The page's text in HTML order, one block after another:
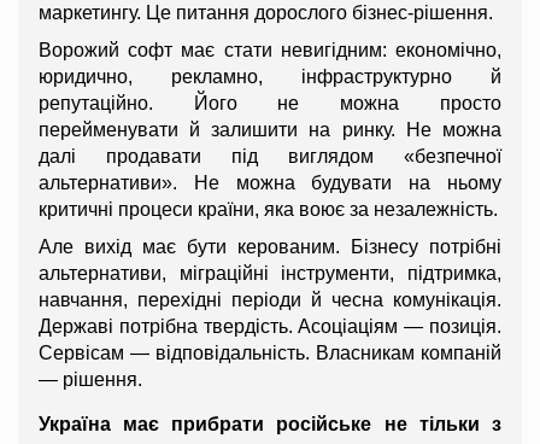
маркетингу. Це питання дорослого бізнес-рішення.
Ворожий софт має стати невигідним: економічно,
юридично, рекламно, інфраструктурно й
репутаційно. Його не можна просто
перейменувати й залишити на ринку. Не можна
далі продавати під виглядом «безпечної
альтернативи». Не можна будувати на ньому
критичні процеси країни, яка воює за незалежність.
Але вихід має бути керованим. Бізнесу потрібні
альтернативи, міграційні інструменти, підтримка,
навчання, перехідні періоди й чесна комунікація.
Державі потрібна твердість. Асоціаціям — позиція.
Сервісам — відповідальність. Власникам компаній
— рішення.
Україна має прибрати російське не тільки з